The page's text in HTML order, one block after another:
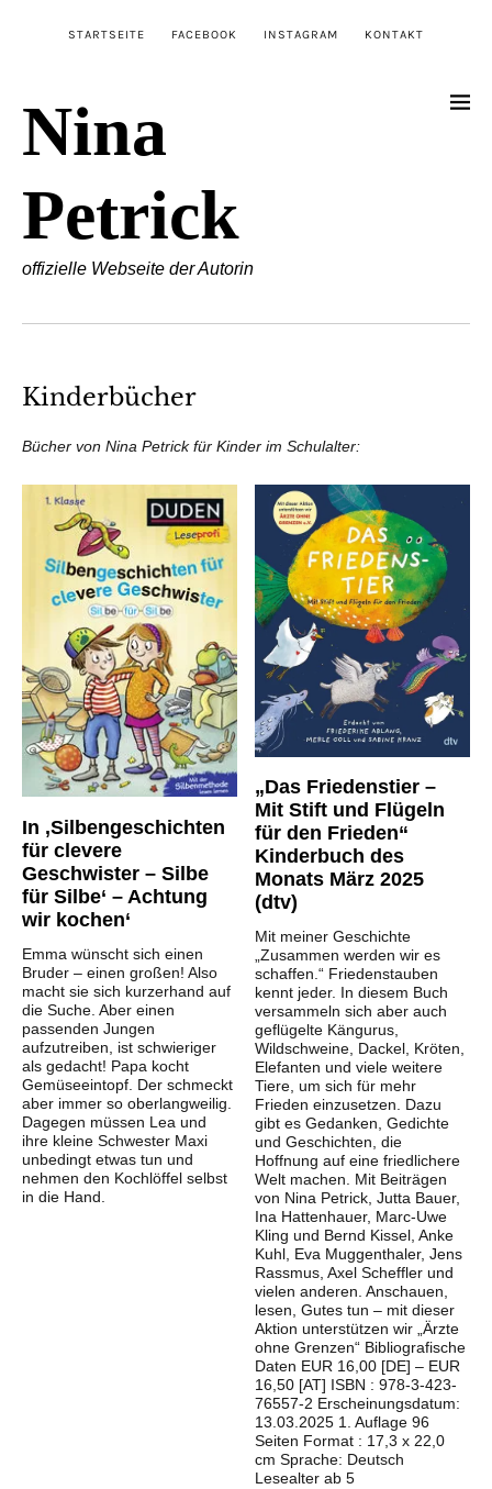
STARTSEITE FACEBOOK INSTAGRAM KONTAKT
Nina
Petrick
offizielle Webseite der Autorin
Kinderbücher
Bücher von Nina Petrick für Kinder im Schulalter:
In ‚Silbengeschichten
für clevere
Geschwister – Silbe
für Silbe‘ – Achtung
wir kochen‘
Emma wünscht sich einen
Bruder – einen großen! Also
macht sie sich kurzerhand auf
die Suche. Aber einen
passenden Jungen
aufzutreiben, ist schwieriger
als gedacht! Papa kocht
Gemüseeintopf. Der schmeckt
aber immer so oberlangweilig.
Dagegen müssen Lea und
ihre kleine Schwester Maxi
unbedingt etwas tun und
nehmen den Kochlöffel selbst
in die Hand.
„Das Friedenstier –
Mit Stift und Flügeln
für den Frieden“
Kinderbuch des
Monats März 2025
(dtv)
Mit meiner Geschichte
„Zusammen werden wir es
schaffen.“ Friedenstauben
kennt jeder. In diesem Buch
versammeln sich aber auch
geflügelte Kängurus,
Wildschweine, Dackel, Kröten,
Elefanten und viele weitere
Tiere, um sich für mehr
Frieden einzusetzen. Dazu
gibt es Gedanken, Gedichte
und Geschichten, die
Hoffnung auf eine friedlichere
Welt machen. Mit Beiträgen
von Nina Petrick, Jutta Bauer,
Ina Hattenhauer, Marc-Uwe
Kling und Bernd Kissel, Anke
Kuhl, Eva Muggenthaler, Jens
Rassmus, Axel Scheffler und
vielen anderen. Anschauen,
lesen, Gutes tun – mit dieser
Aktion unterstützen wir „Ärzte
ohne Grenzen“ Bibliografische
Daten EUR 16,00 [DE] – EUR
16,50 [AT] ISBN : 978-3-423-
76557-2 Erscheinungsdatum:
13.03.2025 1. Auflage 96
Seiten Format : 17,3 x 22,0
cm Sprache: Deutsch
Lesealter ab 5